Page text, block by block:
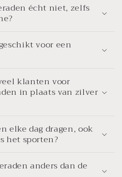
écht niet, zelfs
voor een
klanten voor
in plaats van zilver
elke dag dragen, ook
het sporten?
anders dan de